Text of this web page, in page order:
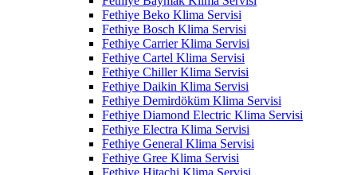
Fethiye Beko Klima Servisi
Fethiye Bosch Klima Servisi
Fethiye Carrier Klima Servisi
Fethiye Cartel Klima Servisi
Fethiye Chiller Klima Servisi
Fethiye Daikin Klima Servisi
Fethiye Demirdöküm Klima Servisi
Fethiye Diamond Electric Klima Servisi
Fethiye Electra Klima Servisi
Fethiye General Klima Servisi
Fethiye Gree Klima Servisi
Fethiye Hitachi Klima Servisi